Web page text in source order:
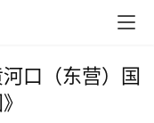
口（东营）国